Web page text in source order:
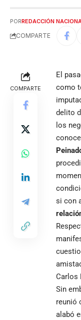
PORREDACCIÓN
COMPARTE
COMPARTE
El
como
delito
los
si con
Carlos
Sin
reunió
alabó